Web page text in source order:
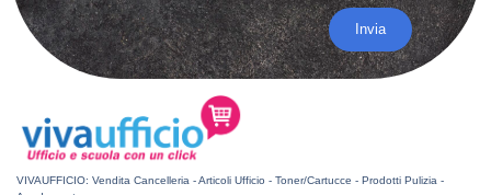
Invia
VIVAUFFICIO: Vendita Cancelleria - Articoli Ufficio - Toner/Cartucce - Prodotti Pulizia -